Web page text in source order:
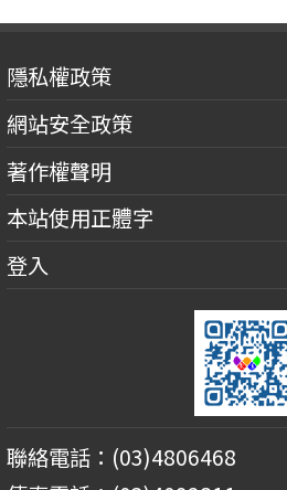
隱私權政策
網站安全政策
著作權聲明
本站使用正體字
登入
聯絡電話：(03)4806468